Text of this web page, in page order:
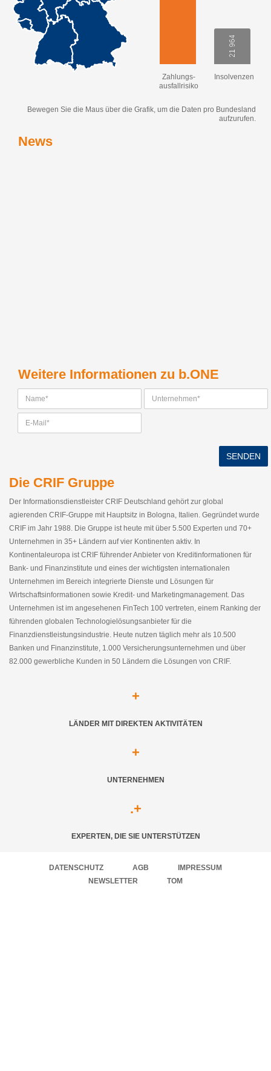
21 964
21 964
Zahlungs-
ausfallrisiko
Insolvenzen
Bewegen Sie die Maus über die Grafik, um die Daten pro Bundesland
aufzurufen.
News
Weitere Informationen zu b.ONE
SENDEN
Die CRIF Gruppe
Der Informationsdienstleister CRIF Deutschland gehört zur global
agierenden CRIF-Gruppe mit Hauptsitz in Bologna, Italien. Gegründet wurde
CRIF im Jahr 1988. Die Gruppe ist heute mit über 5.500 Experten und 70+
Unternehmen in 35+ Ländern auf vier Kontinenten aktiv. In
Kontinentaleuropa ist CRIF führender Anbieter von Kreditinformationen für
Bank- und Finanzinstitute und eines der wichtigsten internationalen
Unternehmen im Bereich integrierte Dienste und Lösungen für
Wirtschaftsinformationen sowie Kredit- und Marketingmanagement. Das
Unternehmen ist im angesehenen FinTech 100 vertreten, einem Ranking der
führenden globalen Technologielösungsanbieter für die
Finanzdienstleistungsindustrie. Heute nutzen täglich mehr als 10.500
Banken und Finanzinstitute, 1.000 Versicherungsunternehmen und über
82.000 gewerbliche Kunden in 50 Ländern die Lösungen von CRIF.
+
LÄNDER MIT DIREKTEN AKTIVITÄTEN
+
UNTERNEHMEN
.+
EXPERTEN, DIE SIE UNTERSTÜTZEN
DATENSCHUTZ AGB
IMPRESSUM
NEWSLETTER
TOM